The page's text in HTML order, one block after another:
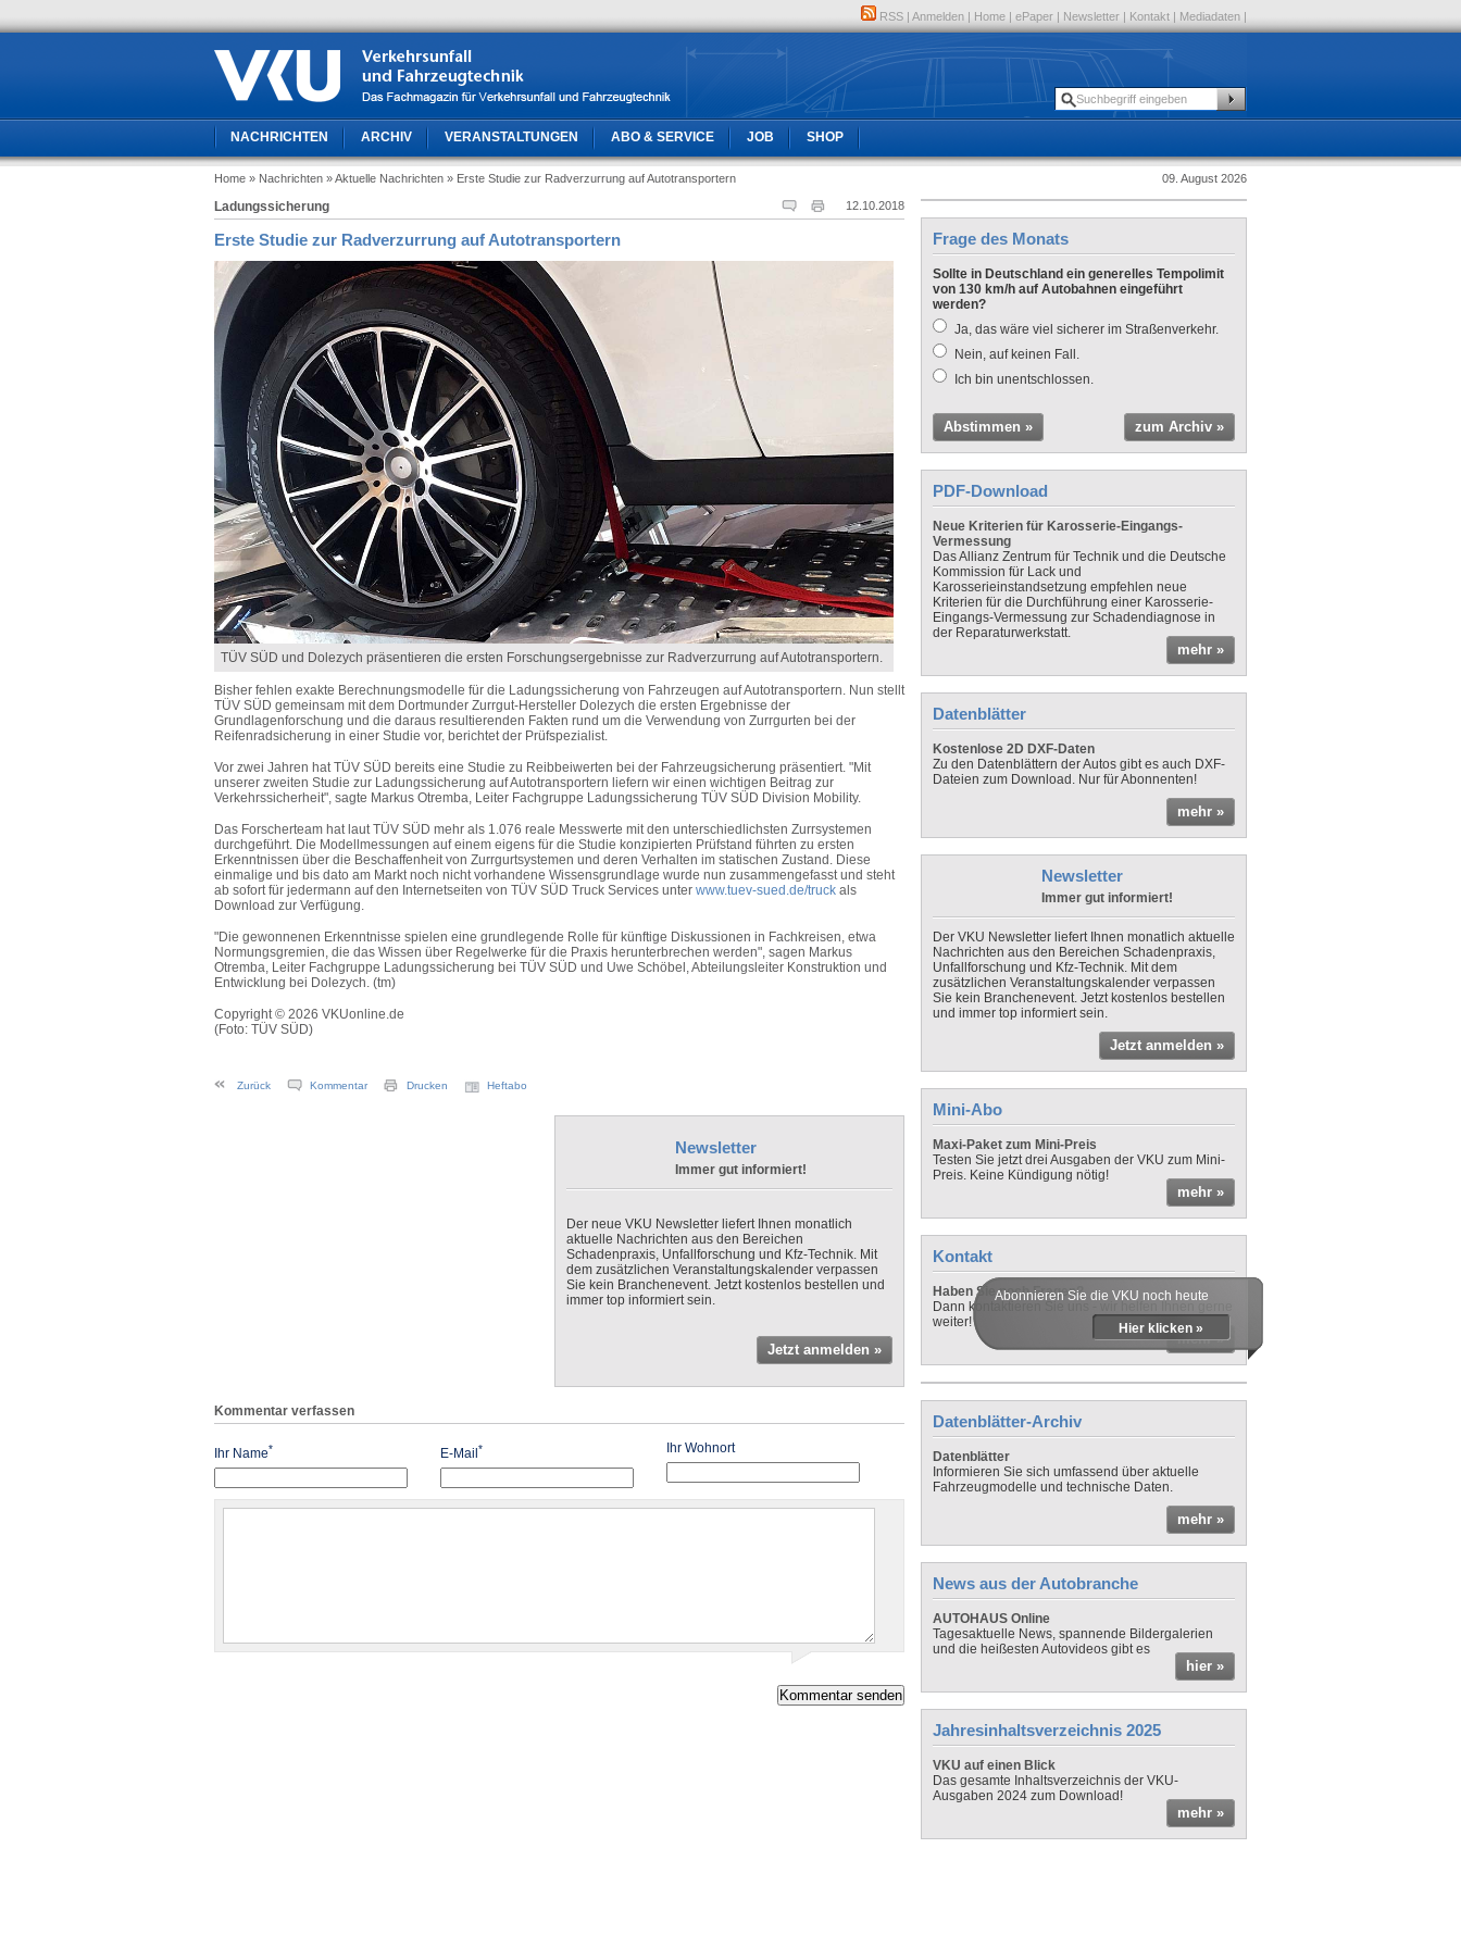
RSS | Anmelden | Home | ePaper | Newsletter | Kontakt | Mediadaten |
NACHRICHTEN ARCHIV VERANSTALTUNGEN ABO & SERVICE JOB SHOP
Home » Nachrichten » Aktuelle Nachrichten » Erste Studie zur Radverzurrung auf Autotransportern 09. August 2026
12.10.2018
Ladungssicherung
Erste Studie zur Radverzurrung auf Autotransportern
TÜV SÜD und Dolezych präsentieren die ersten Forschungsergebnisse zur Radverzurrung auf Autotransportern.
Bisher fehlen exakte Berechnungsmodelle für die Ladungssicherung von Fahrzeugen auf Autotransportern. Nun stellt
TÜV SÜD gemeinsam mit dem Dortmunder Zurrgut-Hersteller Dolezych die ersten Ergebnisse der
Grundlagenforschung und die daraus resultierenden Fakten rund um die Verwendung von Zurrgurten bei der
Reifenradsicherung in einer Studie vor, berichtet der Prüfspezialist.
Vor zwei Jahren hat TÜV SÜD bereits eine Studie zu Reibbeiwerten bei der Fahrzeugsicherung präsentiert. "Mit
unserer zweiten Studie zur Ladungssicherung auf Autotransportern liefern wir einen wichtigen Beitrag zur
Verkehrssicherheit", sagte Markus Otremba, Leiter Fachgruppe Ladungssicherung TÜV SÜD Division Mobility.
Das Forscherteam hat laut TÜV SÜD mehr als 1.076 reale Messwerte mit den unterschiedlichsten Zurrsystemen
durchgeführt. Die Modellmessungen auf einem eigens für die Studie konzipierten Prüfstand führten zu ersten
Erkenntnissen über die Beschaffenheit von Zurrgurtsystemen und deren Verhalten im statischen Zustand. Diese
einmalige und bis dato am Markt noch nicht vorhandene Wissensgrundlage wurde nun zusammengefasst und steht
ab sofort für jedermann auf den Internetseiten von TÜV SÜD Truck Services unter www.tuev-sued.de/truck als
Download zur Verfügung.
"Die gewonnenen Erkenntnisse spielen eine grundlegende Rolle für künftige Diskussionen in Fachkreisen, etwa
Normungsgremien, die das Wissen über Regelwerke für die Praxis herunterbrechen werden", sagen Markus
Otremba, Leiter Fachgruppe Ladungssicherung bei TÜV SÜD und Uwe Schöbel, Abteilungsleiter Konstruktion und
Entwicklung bei Dolezych. (tm)
Copyright © 2026 VKUonline.de
(Foto: TÜV SÜD)
Zurück Kommentar Drucken Heftabo
Newsletter
Immer gut informiert!
Der neue VKU Newsletter liefert Ihnen monatlich
aktuelle Nachrichten aus den Bereichen
Schadenpraxis, Unfallforschung und Kfz-Technik. Mit
dem zusätzlichen Veranstaltungskalender verpassen
Sie kein Branchenevent. Jetzt kostenlos bestellen und
immer top informiert sein.
Jetzt anmelden »
Kommentar verfassen
Ihr Name* E-Mail* Ihr Wohnort
Frage des Monats
Sollte in Deutschland ein generelles Tempolimit
von 130 km/h auf Autobahnen eingeführt
werden?
Ja, das wäre viel sicherer im Straßenverkehr.
Nein, auf keinen Fall.
Ich bin unentschlossen.
Abstimmen » zum Archiv »
PDF-Download
Neue Kriterien für Karosserie-Eingangs-
Vermessung
Das Allianz Zentrum für Technik und die Deutsche
Kommission für Lack und
Karosserieinstandsetzung empfehlen neue
Kriterien für die Durchführung einer Karosserie-
Eingangs-Vermessung zur Schadendiagnose in
der Reparaturwerkstatt.
mehr »
Datenblätter
Kostenlose 2D DXF-Daten
Zu den Datenblättern der Autos gibt es auch DXF-
Dateien zum Download. Nur für Abonnenten!
mehr »
Newsletter
Immer gut informiert!
Der VKU Newsletter liefert Ihnen monatlich aktuelle
Nachrichten aus den Bereichen Schadenpraxis,
Unfallforschung und Kfz-Technik. Mit dem
zusätzlichen Veranstaltungskalender verpassen
Sie kein Branchenevent. Jetzt kostenlos bestellen
und immer top informiert sein.
Jetzt anmelden »
Mini-Abo
Maxi-Paket zum Mini-Preis
Testen Sie jetzt drei Ausgaben der VKU zum Mini-
Preis. Keine Kündigung nötig!
mehr »
Kontakt
Haben Sie noch Fragen?
Dann kontaktieren Sie uns - wir helfen Ihnen gerne
weiter!
mehr »
Abonnieren Sie die VKU noch heute
Hier klicken »
Datenblätter-Archiv
Datenblätter
Informieren Sie sich umfassend über aktuelle
Fahrzeugmodelle und technische Daten.
mehr »
News aus der Autobranche
AUTOHAUS Online
Tagesaktuelle News, spannende Bildergalerien
und die heißesten Autovideos gibt es
hier »
Jahresinhaltsverzeichnis 2025
VKU auf einen Blick
Das gesamte Inhaltsverzeichnis der VKU-
Ausgaben 2024 zum Download!
mehr »